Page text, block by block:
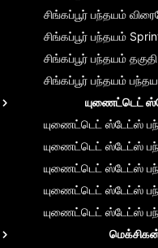
சிங்கப்பூர் பந்தயம்
சிங்கப்பூர் பந்தயம்
சிங்கப்பூர் பந்தயம்
சிங்கப்பூர் பந்தயம்
யுணைட்டெட்
யுணைட்டெட் ஸ்டேட்ஸ்
யுணைட்டெட் ஸ்டேட்ஸ்
யுணைட்டெட் ஸ்டேட்ஸ்
யுணைட்டெட் ஸ்டேட்ஸ்
யுணைட்டெட் ஸ்டேட்ஸ்